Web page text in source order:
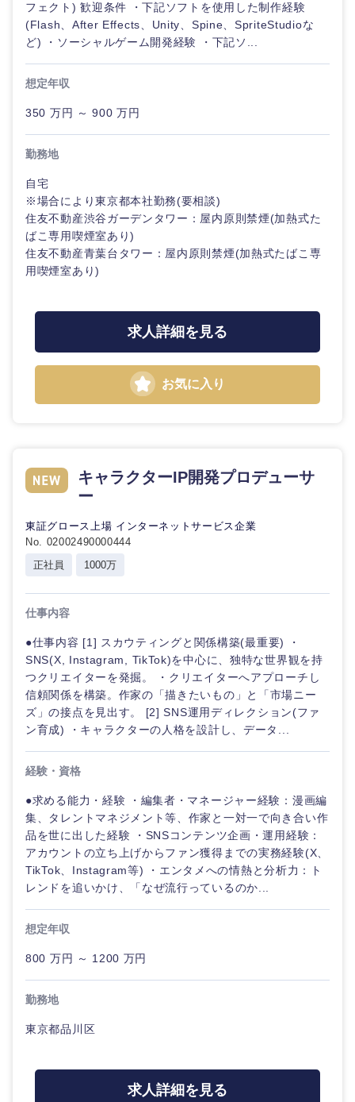
ご希望の職種を選択してください
経営企
企画
経営ボー
管理
SCM
ク
リ
エ
テ
ィ
コンサル
タント
専門職
技術職
（IT）、
Webサー
ビス・制
技術職
（モノづ
くり）
金融専門
職
メディカ
ル
不動産専
門職
建設・施
事業管理
経営企画
政策渉外
ご希望の職種を選択してください
経営企画・事業企画
SCM
人事
クリエイティブ
専門職
技術職（IT）、Webサービス・制作、ゲーム
技術職（モノづくり）
メディカル
不動産専門職
建設・施工管理
その他
ご希望の業界を選択してください
商社・卸
エネルギー・資源・環境
電気・電子・半導体
素材・化学・金属
食品・化粧品・アパレル・消費財
メディカル・ヘルスケア・ライフサイエンス
建設・不動産
小売・通販・外食
IT・通信
WEBサービス
コンサル・シンクタンク
広告・宣伝・印刷
マスメディア
エンターテイメント
法律・特許事務所・監査法人
ご希望の勤務地を選択してください
北海道・東北地方
北海道 青森県
宮城県 山形県
福島県
関東地方
茨城県
群馬県 埼玉県
ご希望条件を入力ください
40代
フリーワード
こだわり条件を入力ください
外資系企業 英語を活かす
転勤なし 海外勤務あり
フルリモート
フェクト) 歓迎条件 ・下記ソフトを使用した制作経験
(Flash、After Effects、Unity、Spine、SpriteStudioな
ど) ・ソーシャルゲーム開発経験 ・下記ソ...
想定年収
350 万円 ～ 900 万円
勤務地
自宅
※場合により東京都本社勤務(要相談)
住友不動産渋谷ガーデンタワー：屋内原則禁煙(加熱式た
ばこ専用喫煙室あり)
住友不動産青葉台タワー：屋内原則禁煙(加熱式たばこ専
用喫煙室あり)
求人詳細を見る
お気に入り
キャラクターIP開発プロデューサ
ー
東証グロース上場 インターネットサービス企業
No. 02002490000444
正社員
1000万
仕事内容
●仕事内容 [1] スカウティングと関係構築(最重要) ・
SNS(X, Instagram, TikTok)を中心に、独特な世界観を持
つクリエイターを発掘。 ・クリエイターへアプローチし
信頼関係を構築。作家の「描きたいもの」と「市場ニー
ズ」の接点を見出す。 [2] SNS運用ディレクション(ファ
ン育成) ・キャラクターの人格を設計し、データ...
経験・資格
●求める能力・経験 ・編集者・マネージャー経験：漫画編
集、タレントマネジメント等、作家と一対一で向き合い作
品を世に出した経験 ・SNSコンテンツ企画・運用経験：
アカウントの立ち上げからファン獲得までの実務経験(X、
TikTok、Instagram等) ・エンタメへの情熱と分析力：ト
レンドを追いかけ、「なぜ流行っているのか...
想定年収
800 万円 ～ 1200 万円
勤務地
東京都品川区
求人詳細を見る